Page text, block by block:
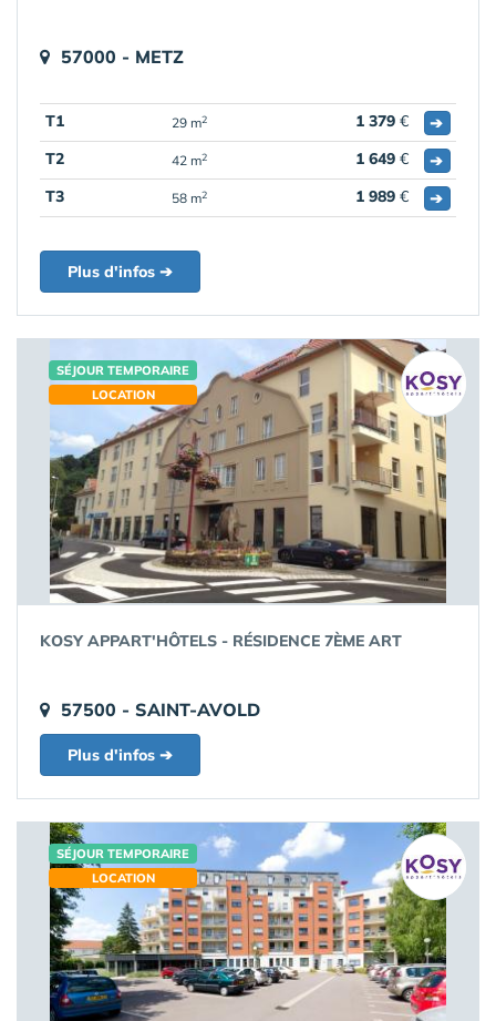
57000 - METZ
T1 29 m2 1 379 €
➔
T2
42 m2 1 649 €
➔
T3
58 m2 1 989 € ➔
Plus d'infos ➔
SÉJOUR TEMPORAIRE
LOCATION
KOSY APPART'HÔTELS - RÉSIDENCE 7ÈME ART
57500 - SAINT-AVOLD
Plus d'infos ➔
SÉJOUR TEMPORAIRE
LOCATION